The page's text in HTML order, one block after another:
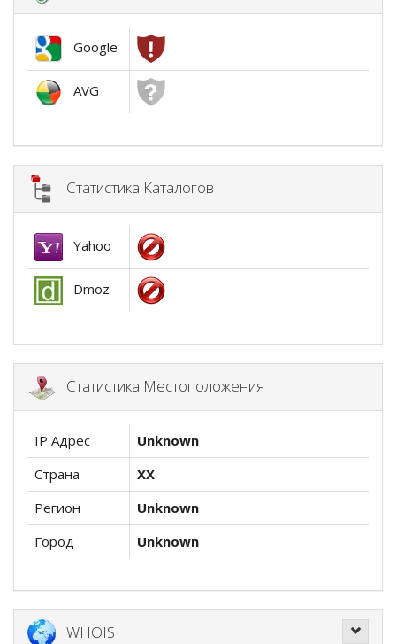
Google
AVG
Статистика Каталогов
Yahoo
Dmoz
Статистика Местоположения
IP Адрес
Unknown
Страна
XX
Регион
Unknown
Город
Unknown
WHOIS